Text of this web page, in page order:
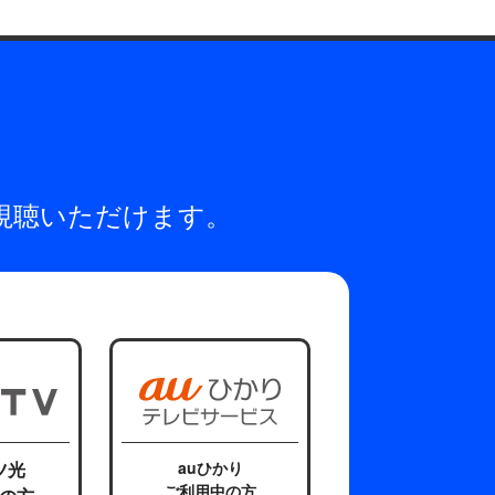
いただけます。
光
auひかり
ご利用中の方